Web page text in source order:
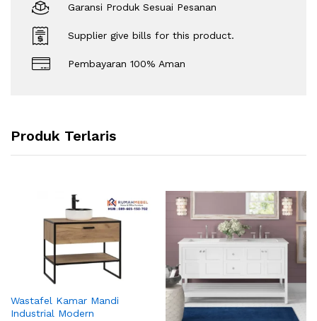
Garansi Produk Sesuai Pesanan
Supplier give bills for this product.
Pembayaran 100% Aman
Produk Terlaris
Wastafel Kamar Mandi
Industrial Modern